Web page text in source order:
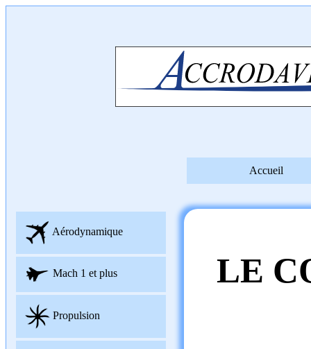
Accueil
Aérodynamique
Mach 1 et plus
Propulsion
LE